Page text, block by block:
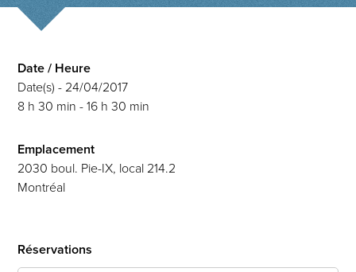
Date / Heure
Date(s) - 24/04/2017
8 h 30 min - 16 h 30 min
Emplacement
2030 boul. Pie-IX, local 214.2
Montréal
Réservations